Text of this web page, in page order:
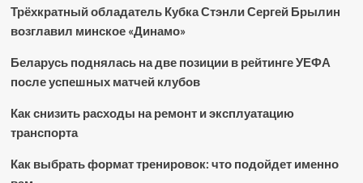
Трёхкратный обладатель Кубка Стэнли Сергей Брылин
возглавил минское «Динамо»
Беларусь поднялась на две позиции в рейтинге УЕФА
после успешных матчей клубов
Как снизить расходы на ремонт и эксплуатацию
транспорта
Как выбрать формат тренировок: что подойдет именно